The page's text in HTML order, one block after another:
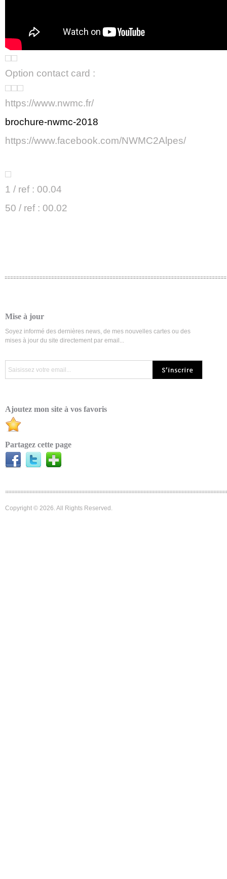
Option contact card :
https://www.nwmc.fr/
brochure-nwmc-2018
https://www.facebook.com/NWMC2Alpes/
1 / ref : 00.04
50 / ref : 00.02
Mise à jour
Soyez informé des dernières news, de mes nouvelles cartes ou des
mises à jour du site directement par email...
Ajoutez mon site à vos favoris
Partagez cette page
Copyright © 2026. All Rights Reserved.